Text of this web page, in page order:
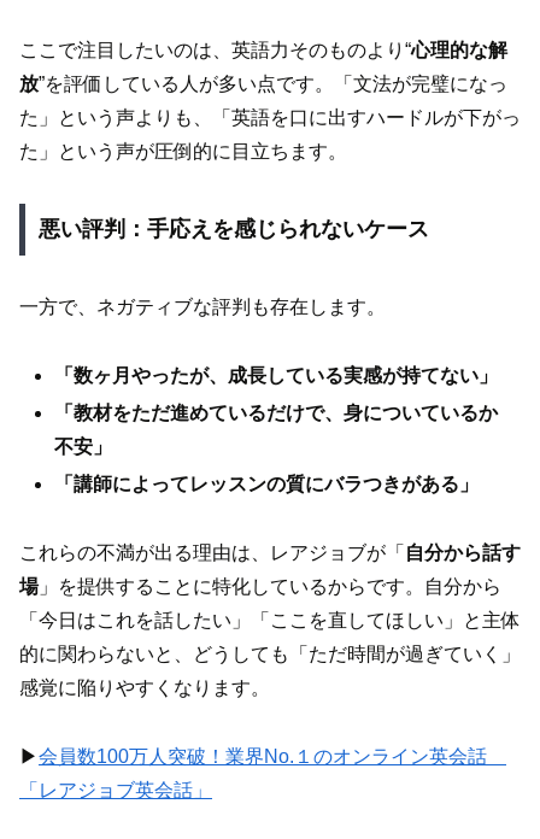
ここで注目したいのは、英語力そのものより“心理的な解
放”を評価している人が多い点です。「文法が完璧になっ
た」という声よりも、「英語を口に出すハードルが下がっ
た」という声が圧倒的に目立ちます。
悪い評判：手応えを感じられないケース
一方で、ネガティブな評判も存在します。
「数ヶ月やったが、成長している実感が持てない」
「教材をただ進めているだけで、身についているか
不安」
「講師によってレッスンの質にバラつきがある」
これらの不満が出る理由は、レアジョブが「 自分から話す
場」を提供することに特化しているからです。自分から
「今日はこれを話したい」「ここを直してほしい」と主体
的に関わらないと、どうしても「ただ時間が過ぎていく」
感覚に陥りやすくなります。
▶︎会員数100万人突破！業界No.１のオンライン英会話
「レアジョブ英会話」